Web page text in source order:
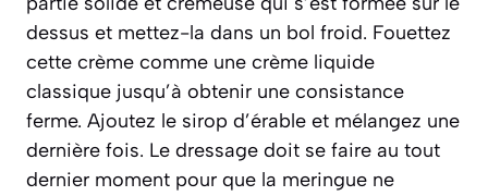
dessus et mettez-la dans un bol froid. Fouettez
cette crème comme une crème liquide
classique jusqu’à obtenir une consistance
ferme. Ajoutez le sirop d’érable et mélangez une
dernière fois. Le dressage doit se faire au tout
dernier moment pour que la meringue ne